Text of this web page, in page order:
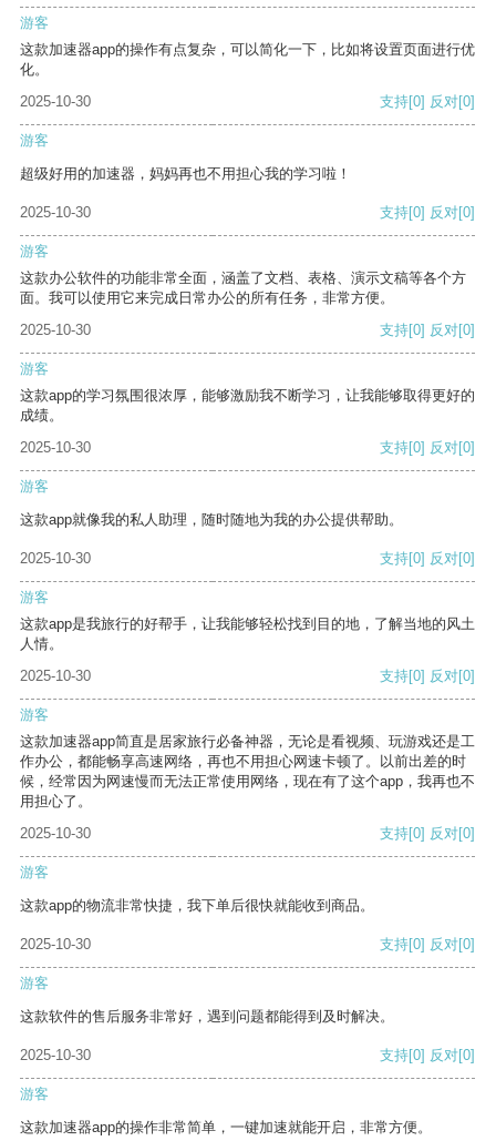
游客
这款加速器app的操作有点复杂，可以简化一下，比如将设置页面进行优
化。
2025-10-30
支持[0] 反对[0]
游客
超级好用的加速器，妈妈再也不用担心我的学习啦！
2025-10-30 支持[0] 反对[0]
游客
这款办公软件的功能非常全面，涵盖了文档、表格、演示文稿等各个方
面。我可以使用它来完成日常办公的所有任务，非常方便。
2025-10-30
支持[0] 反对[0]
游客
这款app的学习氛围很浓厚，能够激励我不断学习，让我能够取得更好的
成绩。
2025-10-30
支持[0] 反对[0]
游客
这款app就像我的私人助理，随时随地为我的办公提供帮助。
2025-10-30 支持[0] 反对[0]
游客
这款app是我旅行的好帮手，让我能够轻松找到目的地，了解当地的风土
人情。
2025-10-30
支持[0] 反对[0]
游客
这款加速器app简直是居家旅行必备神器，无论是看视频、玩游戏还是工
作办公，都能畅享高速网络，再也不用担心网速卡顿了。以前出差的时
候，经常因为网速慢而无法正常使用网络，现在有了这个app，我再也不
用担心了。
2025-10-30
支持[0] 反对[0]
游客
这款app的物流非常快捷，我下单后很快就能收到商品。
2025-10-30 支持[0] 反对[0]
游客
这款软件的售后服务非常好，遇到问题都能得到及时解决。
2025-10-30 支持[0] 反对[0]
游客
这款加速器app的操作非常简单，一键加速就能开启，非常方便。